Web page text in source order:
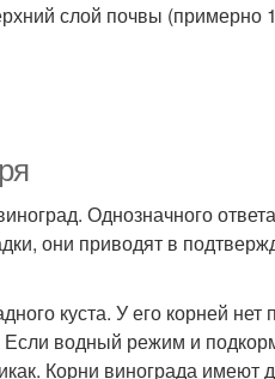
слой почвы (примерно
Однозначного
они приводят в
куста. У его корней нет
Если водный режим и
Корни винограда имеют